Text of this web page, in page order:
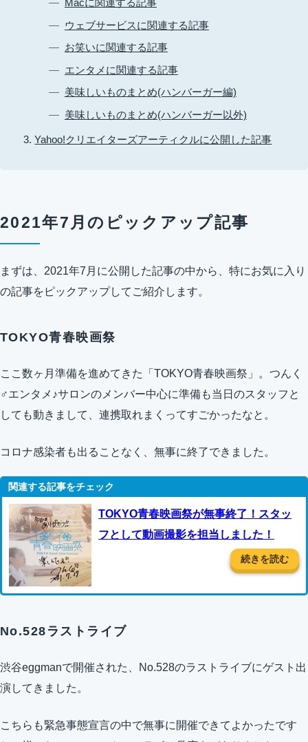
Macに関連する記事
ウェブサービスに関連する記事
お笑いに関連する記事
エンタメに関連する記事
美味しいものまとめ(ハンバーガー編)
美味しいものまとめ(ハンバーガー以外)
Yahoo!クリエイターズアーティクルに公開した記事
2021年7月のピックアップ記事
まずは、2021年7月に公開した記事の中から、特にお気に入り
の記事をピックアップしてご紹介します。
TOKYO青春映画祭
ここ数ヶ月準備を進めてきた「TOKYO青春映画祭」。つんく
♂エンタメ♪サロンのメンバー中心に準備も当日のスタッフと
しても動きまして、連携取れまくってすごかったなと。
コロナ感染者も出ることなく、無事に終了できました。
TOKYO青春映画祭が無事終了！スタッ
フとして動画撮影を担当しました！
続きを読む
No.528ラストライブ
渋谷eggmanで開催された、No.528のラストライブにゲスト出
演してきました。
こちらも緊急事態宣言の中で無事に開催できてよかったです